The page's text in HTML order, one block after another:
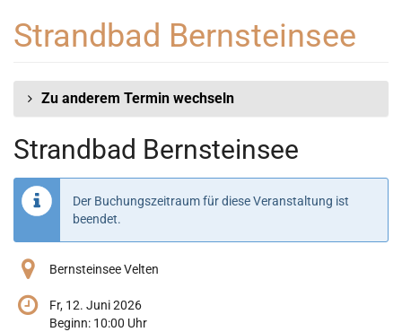
Haupt-
Strandbad Bernsteinsee
Zu anderem Termin wechseln
Strandbad Bernsteinsee
Der Buchungszeitraum für diese Veranstaltung ist
beendet.
Bernsteinsee Velten
Fr, 12. Juni 2026
Beginn: 10:00 Uhr